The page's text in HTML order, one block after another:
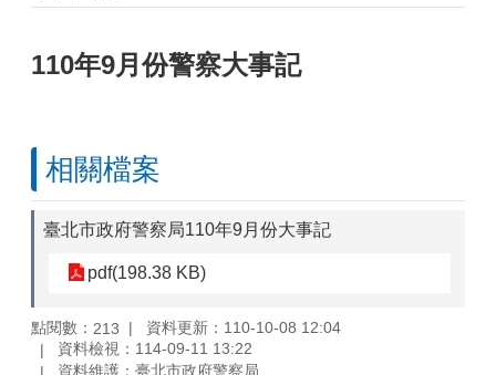
110年9月份警察大事記
相關檔案
臺北市政府警察局110年9月份大事記
pdf(198.38 KB)
點閱數： 213
資料更新：110-10-08 12:04
資料檢視：114-09-11 13:22
資料維護：臺北市政府警察局